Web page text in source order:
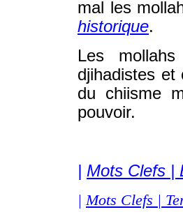
mal les
historique.
Les
djihadistes et
du chiisme
pouvoir.
| Mots Clefs |
| Mots Clefs |